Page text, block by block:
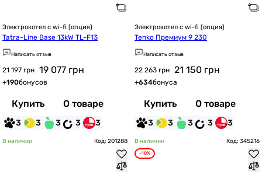
Электрокотел с wi-fi (опция)
Tatra-Line Base 13kW TL-F13
Написать отзыв
21 197 грн 19 077 грн
+190бонусов
Купить О товаре
3 3 3 3 3
Электрокотел с wi-fi (опция)
Tenko Премиум 9 230
Написать отзыв
22 263 грн 21 150 грн
+634бонуса
Купить О товаре
3 3 3 3 3
В наличии Код: 201288 В наличии Код: 345216
-10%